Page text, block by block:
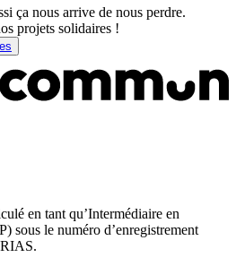
ça nous arrive de nous perdre.
projets solidaires !
en tant qu’Intermédiaire en
sous le numéro d’enregistrement